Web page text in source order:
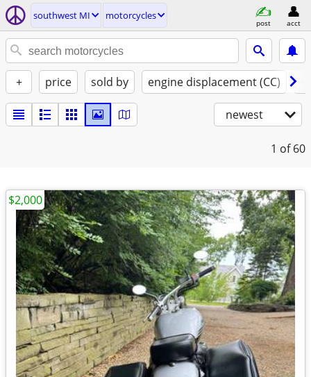
southwest MI motorcycles
post acct
+ price sold by engine displacement (CC)
newest
1 of 60
$2,000